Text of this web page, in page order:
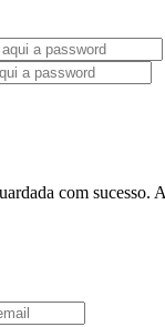
com sucesso.